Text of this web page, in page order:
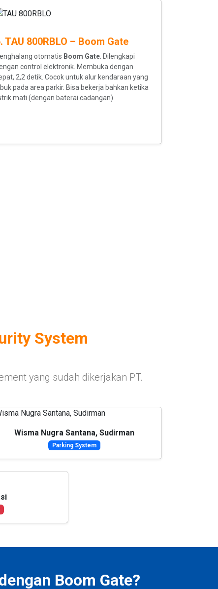
TAU 800RBLO – Boom Gate
otomatis Boom Gate . Dilengkapi
control elektronik. Membuka dengan
2,2 detik. Cocok untuk alur kendaraan yang
pada area parkir. Bisa bekerja bahkan ketika
mati (dengan baterai cadangan).
System
yang sudah dikerjakan PT.
Wisma Nugra Santana, Sudirman
Parking System
Boom Gate?